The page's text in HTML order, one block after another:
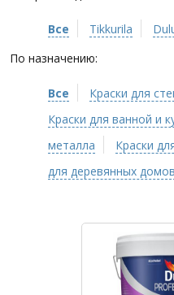
Все Tikkurila
По назначению:
Все Краски для
Краски для ванной и
металла
Краски
для деревянных домов